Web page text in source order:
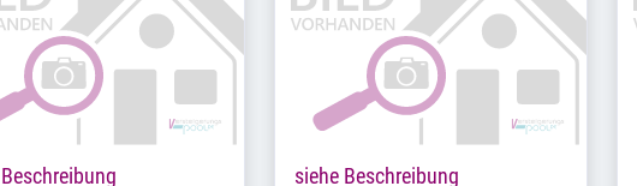
siehe Beschreibung